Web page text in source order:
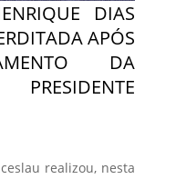
DIAS
APÓS
DA
realizou, nesta